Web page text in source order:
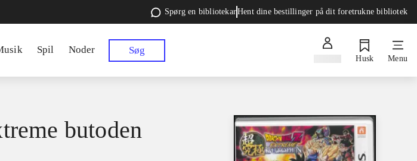
Spørg en bibliotekarHent dine bestillinger på dit foretrukne bibliotek
Spil Noder Søg
Husk Menu
butoden